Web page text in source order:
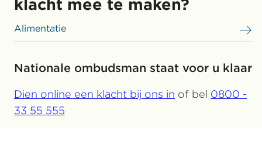
klacht mee te maken?
Alimentatie
Nationale ombudsman staat voor u klaar
Dien online een klacht bij ons in of bel 0800 -
33 55 555